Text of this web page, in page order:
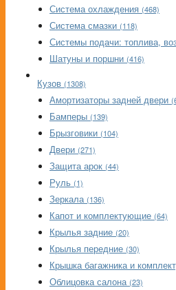
Система охлаждения (468)
Система смазки (118)
Системы подачи: топлива,
Шатуны и поршни (416)
Кузов (1308)
Амортизаторы задней двери
Бамперы (139)
Брызговики (104)
Двери (271)
Защита арок (44)
Руль (1)
Зеркала (136)
Капот и комплектующие (64)
Крылья задние (20)
Крылья передние (30)
Крышка багажника и
Облицовка салона (23)